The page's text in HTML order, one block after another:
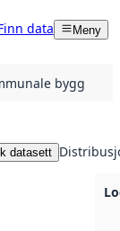
data Meny
bygg
datasett